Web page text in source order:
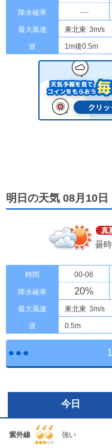
降水確率 ---
最大風速 東北東 3m/s
波
1m後0.5m
明日の天気 08月10日
真
曇
時間 00-06
降水確率 20%
最大風速 東北東 3m/s
波
0.5m
今日
紫外線 強い